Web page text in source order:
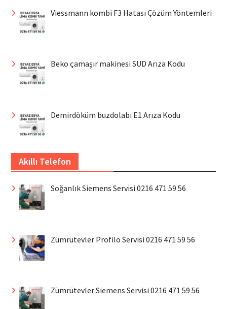
Viessmann kombi F3 Hatası Çözüm Yöntemleri
Beko çamaşır makinesi SUD Arıza Kodu
Demirdöküm buzdolabı E1 Arıza Kodu
Akıllı Telefon
Soğanlık Siemens Servisi 0216 471 59 56
Zümrütevler Profilo Servisi 0216 471 59 56
Zümrütevler Siemens Servisi 0216 471 59 56